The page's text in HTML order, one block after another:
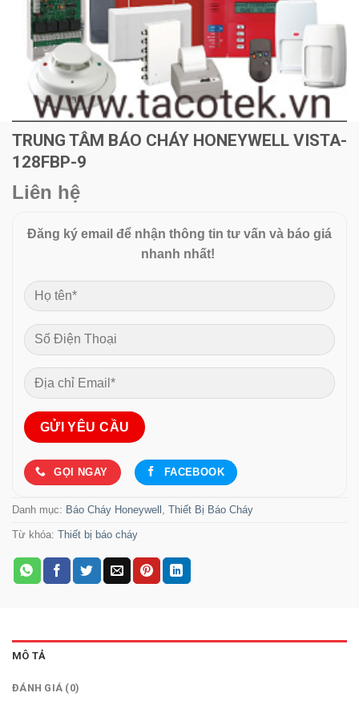
TRUNG TÂM BÁO CHÁY HONEYWELL VISTA-
128FBP-9
Liên hệ
Đăng ký email để nhận thông tin tư vấn và báo giá
nhanh nhất!
GỌI NGAY FACEBOOK
Danh mục: Báo Cháy Honeywell Thiết Bị Báo Cháy
Từ khóa: Thiết bị báo cháy
MÔ TẢ
ĐÁNH GIÁ (0)